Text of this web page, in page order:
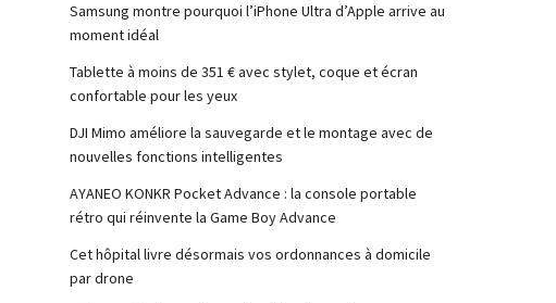
Samsung montre pourquoi l’iPhone Ultra d’Apple arrive au
moment idéal
Tablette à moins de 351 € avec stylet, coque et écran
confortable pour les yeux
DJI Mimo améliore la sauvegarde et le montage avec de
nouvelles fonctions intelligentes
AYANEO KONKR Pocket Advance : la console portable
rétro qui réinvente la Game Boy Advance
Cet hôpital livre désormais vos ordonnances à domicile
par drone